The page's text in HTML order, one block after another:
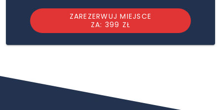
ZAREZERWUJ MIEJSCE
ZA: 399 ZŁ